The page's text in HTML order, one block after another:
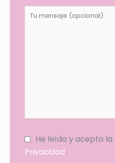
He leído y acepto la
Privacidad.